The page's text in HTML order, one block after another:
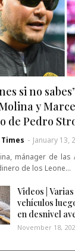
si no
y
de Pedro
- January 13,
mánager de las
de los Leone…
Videos |
vehículos
en desnivel
November 18,